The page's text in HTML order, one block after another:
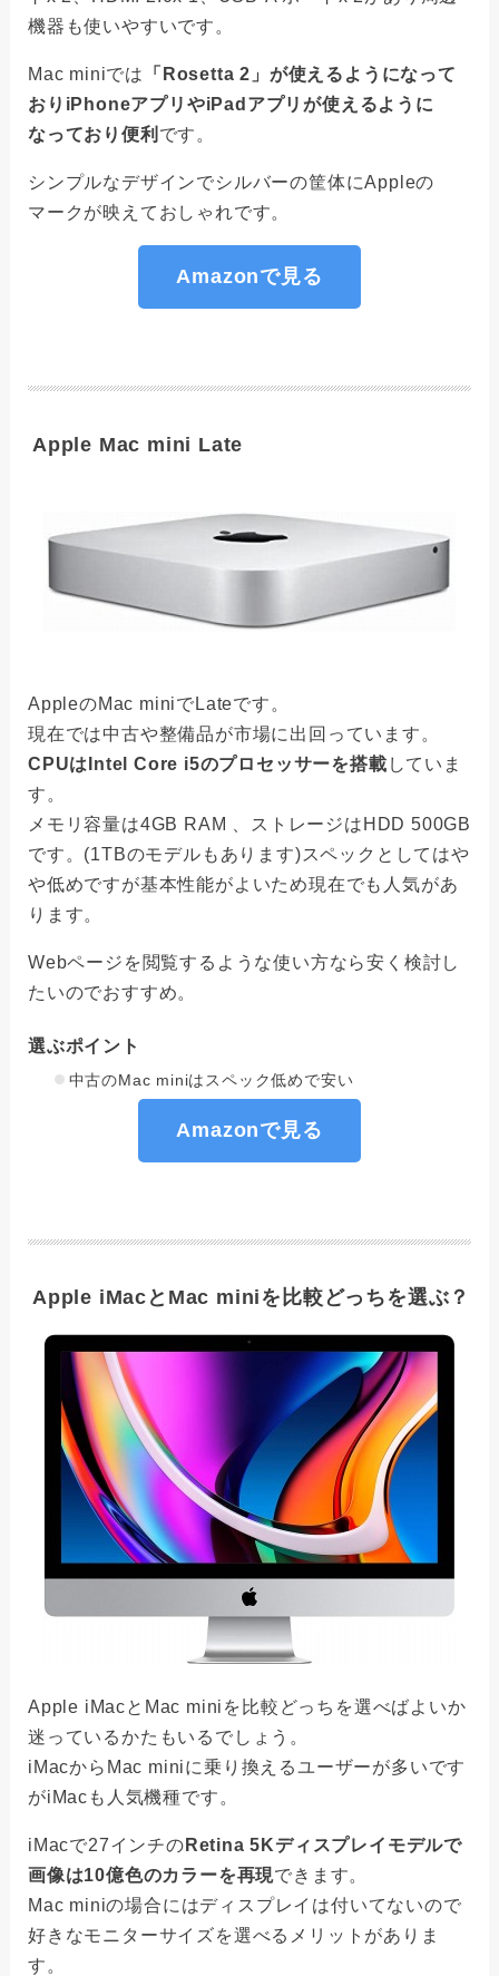
機器も使いやすいです。
Mac miniでは
「Rosetta 2」が使えるようになって
おりiPhoneアプリやiPadアプリが使えるように
なっており便利 です。
シンプルなデザインでシルバーの筐体にAppleの
マークが映えておしゃれです。
Amazonで見る
Apple Mac mini Late
AppleのMac miniでLateです。
現在では中古や整備品が市場に出回っています。
CPUはIntel Core i5のプロセッサーを搭載 していま
す。
メモリ容量は4GB RAM 、ストレージはHDD 500GB
です。(1TBのモデルもあります)スペックとしてはや
や低めですが基本性能がよいため現在でも人気があ
ります。
Webページを閲覧するような使い方なら安く検討し
たいのでおすすめ。
選ぶポイント
中古のMac miniはスペック低めで安い
Amazonで見る
Apple iMacとMac miniを比較どっちを選ぶ？
Apple iMacとMac miniを比較どっちを選べばよいか
迷っているかたもいるでしょう。
iMacからMac miniに乗り換えるユーザーが多いです
がiMacも人気機種です。
iMacで27インチの Retina 5Kディスプレイモデルで
画像は10億色のカラーを再現できます。
Mac miniの場合にはディスプレイは付いてないので
好きなモニターサイズを選べるメリットがありま
す。